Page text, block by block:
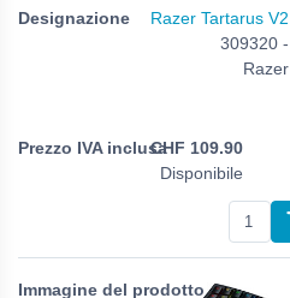
Razer Tartarus V2
309320 -
Razer
CHF 109.90
Disponibile